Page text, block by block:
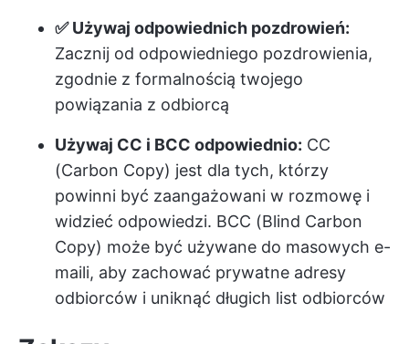
✅ Używaj odpowiednich pozdrowień:
Zacznij od odpowiedniego pozdrowienia,
zgodnie z formalnością twojego
powiązania z odbiorcą
Używaj CC i BCC odpowiednio: CC
(Carbon Copy) jest dla tych, którzy
powinni być zaangażowani w rozmowę i
widzieć odpowiedzi. BCC (Blind Carbon
Copy) może być używane do masowych e-
maili, aby zachować prywatne adresy
odbiorców i uniknąć długich list odbiorców